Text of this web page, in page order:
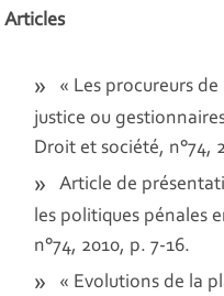
Articles
« Les procureurs
justice ou
Droit et société, n°74,
Article de
les politiques pénales
n°74, 2010, p. 7-16.
« Evolutions de la